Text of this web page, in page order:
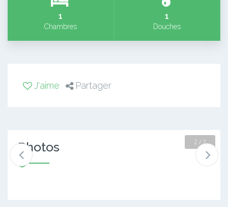
1
Chambres
1
Douches
J'aime Partager
Photos 2 / 7